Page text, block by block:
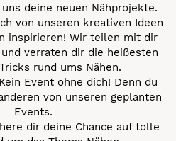
deine neuen Nähprojekte.
von unseren kreativen Ideen
inspirieren! Wir teilen mit dir
verraten dir die heißesten
rund ums Nähen.
Event ohne dich! Denn du
von unseren geplanten
Events.
dir deine Chance auf tolle